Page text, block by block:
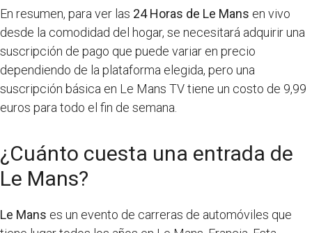
En resumen, para ver las 24 Horas de Le Mans en vivo
desde la comodidad del hogar, se necesitará adquirir una
suscripción de pago que puede variar en precio
dependiendo de la plataforma elegida, pero una
suscripción básica en Le Mans TV tiene un costo de 9,99
euros para todo el fin de semana.
¿Cuánto cuesta una entrada de
Le Mans?
Le Mans es un evento de carreras de automóviles que